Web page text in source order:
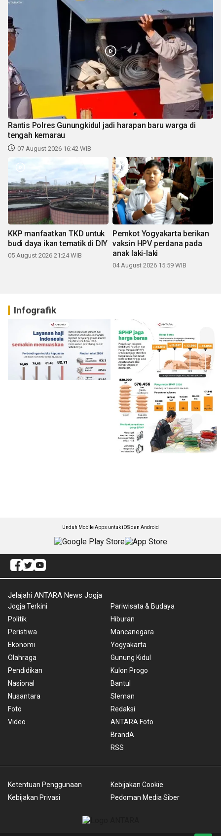
Rantis Polres Gunungkidul jadi harapan baru warga di
tengah kemarau
07 August 2026 16:42 WIB
KKP manfaatkan TKD untuk
budi daya ikan tematik di DIY
05 August 2026 21:24 WIB
Pemkot Yogyakarta berikan
vaksin HPV perdana pada
anak laki-laki
04 August 2026 15:59 WIB
Infografik
Unduh Mobile Apps untuk iOS dan Android
Jelajahi ANTARA News Jogja
Jogja Terkini
Politik
Peristiwa
Ekonomi
Olahraga
Pendidikan
Nasional
Nusantara
Foto
Video
Pariwisata & Budaya
Hiburan
Mancanegara
Yogyakarta
Gunung Kidul
Kulon Progo
Bantul
Sleman
Redaksi
ANTARA Foto
BrandA
RSS
Ketentuan Penggunaan
Kebijakan Privasi
Kebijakan Cookie
Pedoman Media Siber